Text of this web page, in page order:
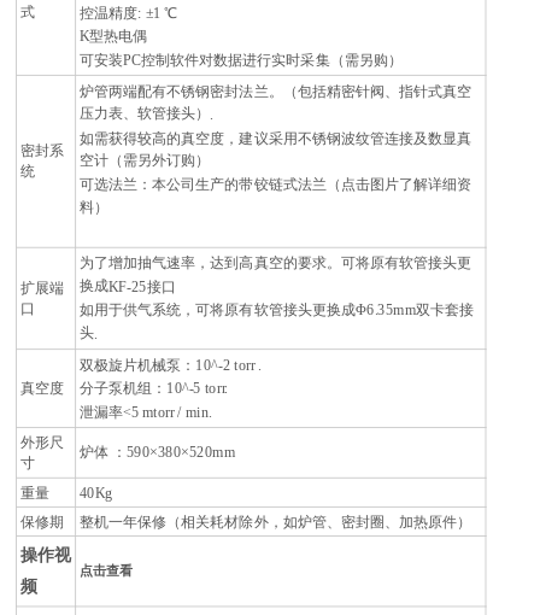
式
控温精度: ±1 ℃
K型热电偶
可安装PC控制软件对数据进行实时采集（需另购）
密封系
统
炉管两端配有不锈钢密封法兰。（包括精密针阀、指针式真空
压力表、软管接头） .
如需获得较高的真空度，建议采用不锈钢波纹管连接及数显真
空计（需另外订购）
可选法兰：本公司生产的带铰链式法兰（点击图片了解详细资
料）
扩展端
口
为了增加抽气速率，达到高真空的要求。可将原有软管接头更
换成KF-25接口
如用于供气系统，可将原有软管接头更换成Φ6.35mm双卡套接
头
真空度
双极旋片机械泵： 10^-2 torr .
分子泵机组： 10^-5 torr.
泄漏率<5 mtorr / min.
外形尺
寸
炉体 ：590×380×520mm
重量
40Kg
保修期
整机一年保修（相关耗材除外，如炉管、密封圈、加热原件）
操作视
频
点击查看